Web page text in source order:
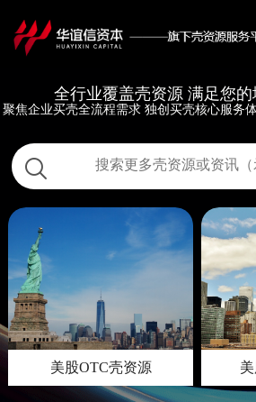
全行业覆盖壳资源 满足您
聚焦企业买壳全流程需求 独创买壳核心服务
美股OTC壳资源